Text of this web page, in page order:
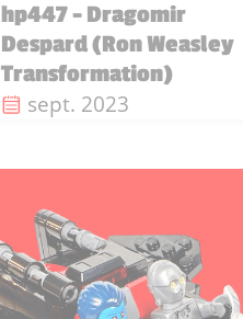
hp447 - Dragomir
Despard (Ron Weasley
Transformation)
Date de sortie :
sept. 2023